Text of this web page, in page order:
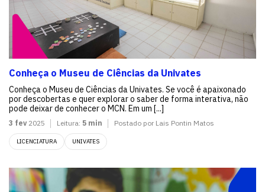
Conheça o Museu de Ciências da Univates
Conheça o Museu de Ciências da Univates. Se você é apaixonado
por descobertas e quer explorar o saber de forma interativa, não
pode deixar de conhecer o MCN. Em um [...]
3 fev2025 Leitura: 5 min Postado por Lais Pontin Matos
LICENCIATURA UNIVATES